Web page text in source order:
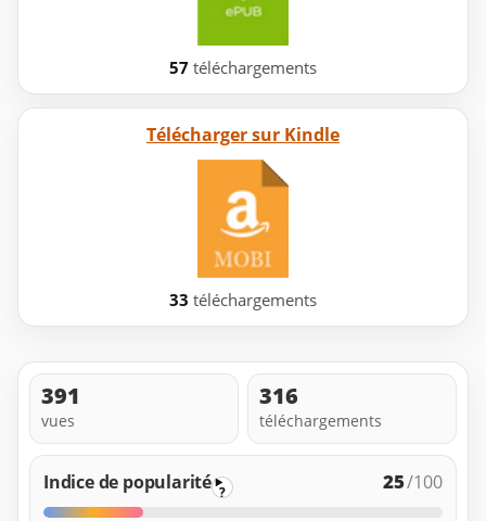
57 téléchargements
Télécharger sur Kindle
33 téléchargements
391
vues
316
téléchargements
Indice de popularité ? 25/100